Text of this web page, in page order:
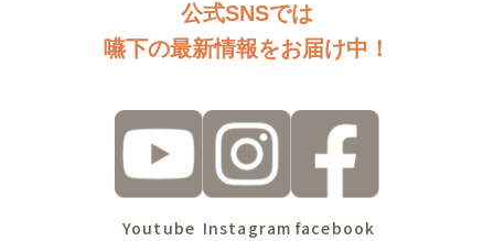
公式SNSでは
嚥下の最新情報をお届け中！
Youtube Instagram facebook